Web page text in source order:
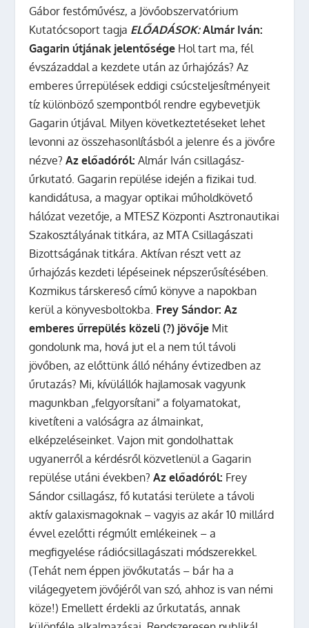
Gábor festőművész, a Jövőobszervatórium
Kutatócsoport tagja ELŐADÁSOK:Almár Iván:
Gagarin útjának jelentősége Hol tart ma, fél
évszázaddal a kezdete után az űrhajózás? Az
emberes űrrepülések eddigi csúcsteljesítményeit
tíz különböző szempontból rendre egybevetjük
Gagarin útjával. Milyen következtetéseket lehet
levonni az összehasonlításból a jelenre és a jövőre
nézve?Az előadóról: Almár Iván csillagász-
űrkutató. Gagarin repülése idején a fizikai tud.
kandidátusa, a magyar optikai műholdkövető
hálózat vezetője, a MTESZ Központi Asztronautikai
Szakosztályának titkára, az MTA Csillagászati
Bizottságának titkára. Aktívan részt vett az
űrhajózás kezdeti lépéseinek népszerűsítésében.
Kozmikus társkereső című könyve a napokban
kerül a könyvesboltokba. Frey Sándor: Az
emberes űrrepülés közeli (?) jövője Mit
gondolunk ma, hová jut el a nem túl távoli
jövőben, az előttünk álló néhány évtizedben az
űrutazás? Mi, kívülállók hajlamosak vagyunk
magunkban „felgyorsítani” a folyamatokat,
kivetíteni a valóságra az álmainkat,
elképzeléseinket. Vajon mit gondolhattak
ugyanerről a kérdésről közvetlenül a Gagarin
repülése utáni években?Az előadóról: Frey
Sándor csillagász, fő kutatási területe a távoli
aktív galaxismagoknak – vagyis az akár 10 millárd
évvel ezelőtti régmúlt emlékeinek – a
megfigyelése rádiócsillagászati módszerekkel.
(Tehát nem éppen jövőkutatás – bár ha a
világegyetem jövőjéről van szó, ahhoz is van némi
köze!) Emellett érdekli az űrkutatás, annak